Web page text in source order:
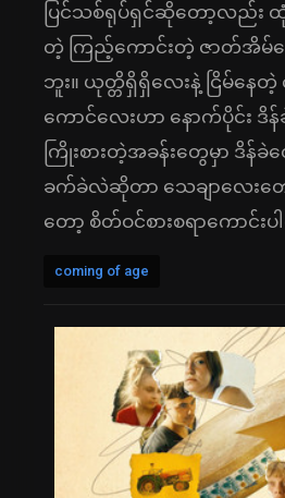
ပြင်သစ်ရုပ်ရှင်ဆိုတော့လည်း
တဲ့ ကြည့်ကောင်းတဲ့ ဇာတ်အိမ်
ဘူး။ ယုတ္တိရှိရှိလေးနဲ့ ငြိမ်နေတဲ့
ကောင်လေးဟာ နောက်ပိုင်း ဒိ
ကြိုးစားတဲ့အခန်းတွေမှာ ဒိ
ခက်ခဲလဲဆိုတာ သေချာလေးတေ
တော့ စိတ်ဝင်စားစရာကောင်း
coming of age